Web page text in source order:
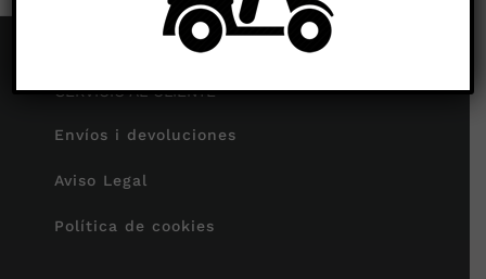
SERVICIO AL CLIENTE
Envíos i devoluciones
Aviso Legal
Política de cookies